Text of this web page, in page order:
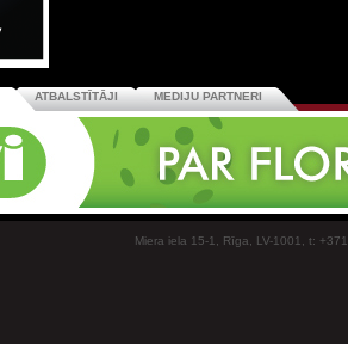
ATBALSTĪTĀJI MEDIJU PARTNERI
Miera iela 15-1, Rīga, LV-1001, t: